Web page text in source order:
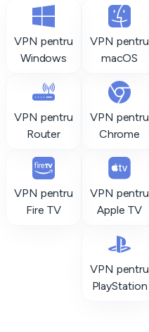
VPN pentru
Windows
VPN pentru
macOS
VPN pentru
Router
VPN pentru
Chrome
VPN pentru
Fire TV
VPN pentru
Apple TV
VPN pentru
PlayStation